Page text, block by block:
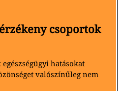
csoportok
hatásokat
valószínűleg nem